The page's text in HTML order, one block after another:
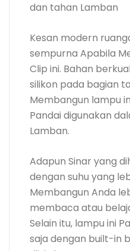
dan tahan Lamban
Kesan modern
sempurna Apabila
Clip ini. Bahan
silikon pada bagian
Membangun lampu
Pandai digunakan
Lamban.
Adapun Sinar yang
dengan suhu yang
Membangun Anda
membaca atau
Selain itu, lampu ini
saja dengan built-in